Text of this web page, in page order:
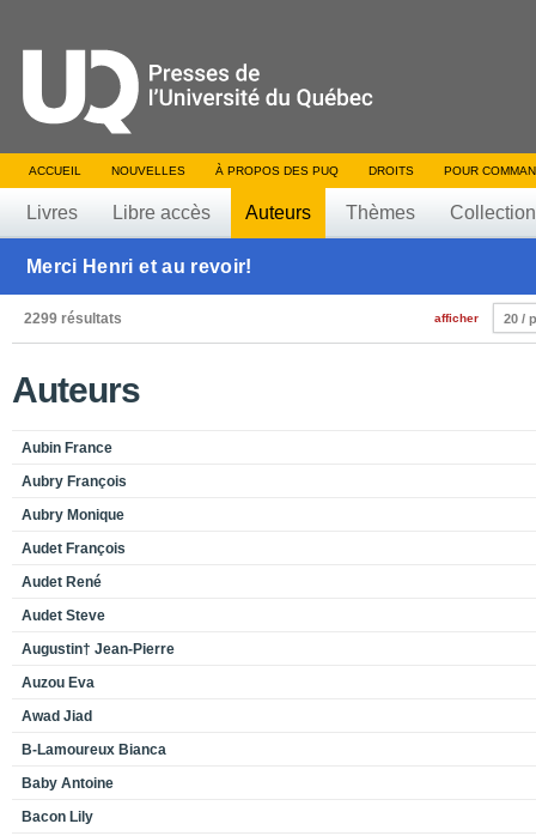
ACCUEIL NOUVELLES À PROPOS DES PUQ DROITS POUR
Livres Libre accès Auteurs Thèmes
Merci Henri et au revoir!
2299 résultats afficher 20 /
Auteurs
Aubin France
Aubry François
Aubry Monique
Audet François
Audet René
Audet Steve
Augustin† Jean-Pierre
Auzou Eva
Awad Jiad
B-Lamoureux Bianca
Baby Antoine
Bacon Lily